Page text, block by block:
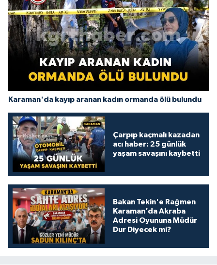
Karaman'da kayıp aranan kadın ormanda ölü bulundu
Çarpıp kaçmalı kazadan
acı haber: 25 günlük
yaşam savaşını kaybetti
Bakan Tekin'e Rağmen
Karaman’da Akraba
Adresi Oyununa Müdür
Dur Diyecek mi?